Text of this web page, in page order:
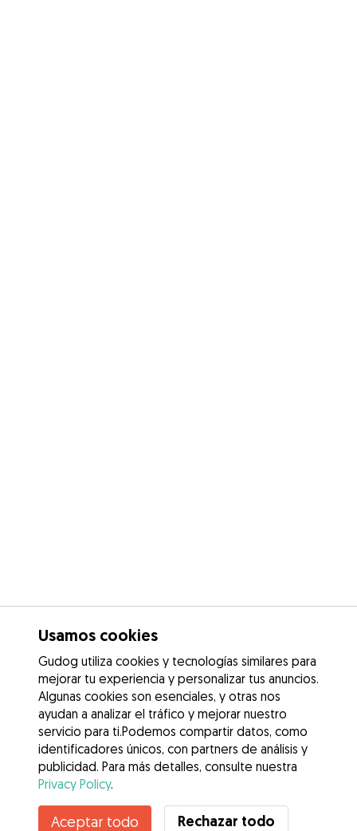
Usamos cookies
Gudog utiliza cookies y tecnologías similares para
mejorar tu experiencia y personalizar tus anuncios.
Algunas cookies son esenciales, y otras nos
ayudan a analizar el tráfico y mejorar nuestro
servicio para ti.Podemos compartir datos, como
identificadores únicos, con partners de análisis y
publicidad. Para más detalles, consulte nuestra
Privacy Policy.
Aceptar todo Rechazar todo